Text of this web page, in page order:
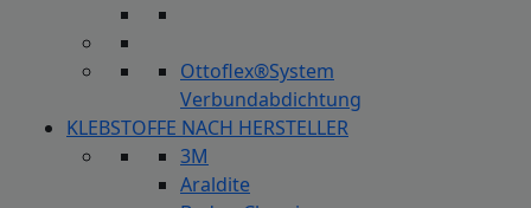
Ottoflex®System
Verbundabdichtung
KLEBSTOFFE NACH HERSTELLER
3M
Araldite